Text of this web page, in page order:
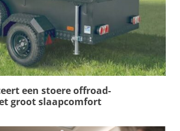
een stoere offroad-
groot slaapcomfort